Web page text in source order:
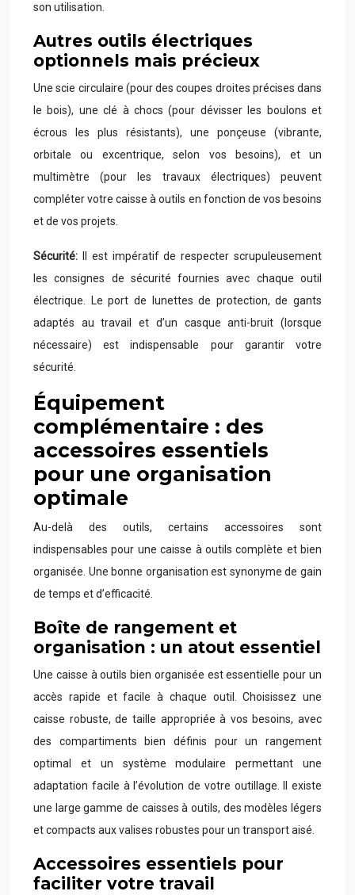
son utilisation.
Autres outils électriques
optionnels mais précieux
Une scie circulaire (pour des coupes droites précises dans
le bois), une clé à chocs (pour dévisser les boulons et
écrous les plus résistants), une ponçeuse (vibrante,
orbitale ou excentrique, selon vos besoins), et un
multimètre (pour les travaux électriques) peuvent
compléter votre caisse à outils en fonction de vos besoins
et de vos projets.
Sécurité:
Il est impératif de respecter scrupuleusement
les consignes de sécurité fournies avec chaque outil
électrique. Le port de lunettes de protection, de gants
adaptés au travail et d’un casque anti-bruit (lorsque
nécessaire) est indispensable pour garantir votre
sécurité.
Équipement
complémentaire : des
accessoires essentiels
pour une organisation
optimale
Au-delà des outils, certains accessoires sont
indispensables pour une caisse à outils complète et bien
organisée. Une bonne organisation est synonyme de gain
de temps et d’efficacité.
Boîte de rangement et
organisation : un atout essentiel
Une caisse à outils bien organisée est essentielle pour un
accès rapide et facile à chaque outil. Choisissez une
caisse robuste, de taille appropriée à vos besoins, avec
des compartiments bien définis pour un rangement
optimal et un système modulaire permettant une
adaptation facile à l’évolution de votre outillage. Il existe
une large gamme de caisses à outils, des modèles légers
et compacts aux valises robustes pour un transport aisé.
Accessoires essentiels pour
faciliter votre travail